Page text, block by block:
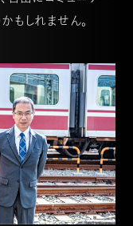
もしれません。